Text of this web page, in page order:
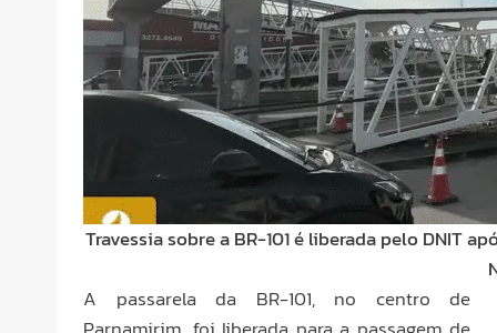
Travessia sobre a BR-101 é liberada pelo DNIT
A passarela da BR-101, no centro de